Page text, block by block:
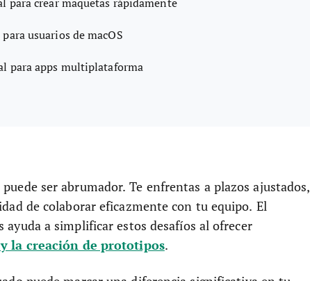
usuarios de macOS
para apps multiplataforma
ser abrumador. Te enfrentas a plazos ajustados,
de colaborar eficazmente con tu equipo. El
a simplificar estos desafíos al ofrecer
la creación de prototipos.